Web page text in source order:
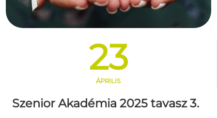
23
ÁPRILIS
Szenior Akadémia 2025 tavasz 3.